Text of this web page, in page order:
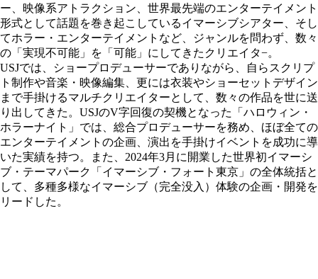
ー、映像系アトラクション、世界最先端のエンターテイメント
形式として話題を巻き起こしているイマーシブシアター、そし
てホラー・エンターテイメントなど、ジャンルを問わず、数々
の「実現不可能」を「可能」にしてきたクリエイタ−。
USJでは、ショープロデューサーでありながら、自らスクリプ
ト制作や音楽・映像編集、更には衣装やショーセットデザイン
まで手掛けるマルチクリエイターとして、数々の作品を世に送
り出してきた。USJのV字回復の契機となった「ハロウィン・
ホラーナイト」では、総合プロデューサーを務め、ほぼ全ての
エンターテイメントの企画、演出を手掛けイベントを成功に導
いた実績を持つ。また、2024年3月に開業した世界初イマーシ
ブ・テーマパーク「イマーシブ・フォート東京」の全体統括と
して、多種多様なイマーシブ（完全没入）体験の企画・開発を
リードした。